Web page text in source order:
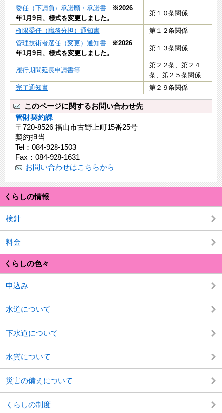
くらしの情報
検針
料金
くらしの色々
申込み
水道について
下水道について
水質について
災害の備えについて
くらしの制度
委任（下請負）承諾願・承諾書
※2026
年1月9日、様式を変更しました。
第１０条関係
権限委任（職務分担）通知書
第１２条関係
管理技術者選任（変更）通知書
※2026
年1月9日、様式を変更しました。
第１３条関係
履行期間延長申請書等
第２２条、第２４
条、第２５条関係
完了通知書
第２９条関係
このページに関するお問い合わせ先
管財契約課
〒720-8526 福山市古野上町15番25号
契約担当
Tel：084-928-1503
Fax：084-928-1631
お問い合わせはこちらから